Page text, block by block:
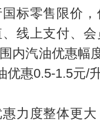
标零售限价，
线上支付、
内汽油优惠幅
优惠0.5-1.5元/升
力度整体更